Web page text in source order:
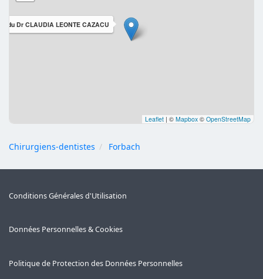
du Dr CLAUDIA LEONTE CAZACU
Leaflet | © Mapbox © OpenStreetMap
Chirurgiens-dentistes Forbach
Conditions Générales d'Utilisation
Données Personnelles & Cookies
Politique de Protection des Données Personnelles